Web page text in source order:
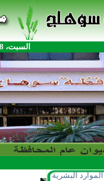
السبت، 8 أغسطس 2026، 2:09:00 ص
الموارد البشرية